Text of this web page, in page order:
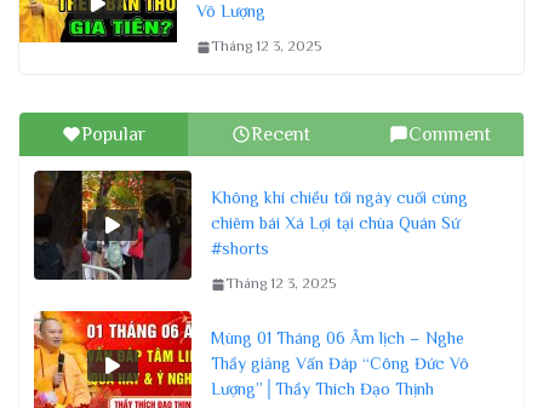
Vô Lượng
Tháng 12 3, 2025
Popular Recent Comment
Không khí chiều tối ngày cuối cùng
chiêm bái Xá Lợi tại chùa Quán Sứ
#shorts
Tháng 12 3, 2025
Mùng 01 Tháng 06 Âm lịch – Nghe
Thầy giảng Vấn Đáp “Công Đức Vô
Lượng”│Thầy Thích Đạo Thịnh